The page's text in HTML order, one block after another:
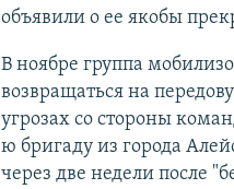
объявили о ее якобы
В ноябре группа
возвращаться на
угрозах со стороны
ю бригаду из города
через две недели после